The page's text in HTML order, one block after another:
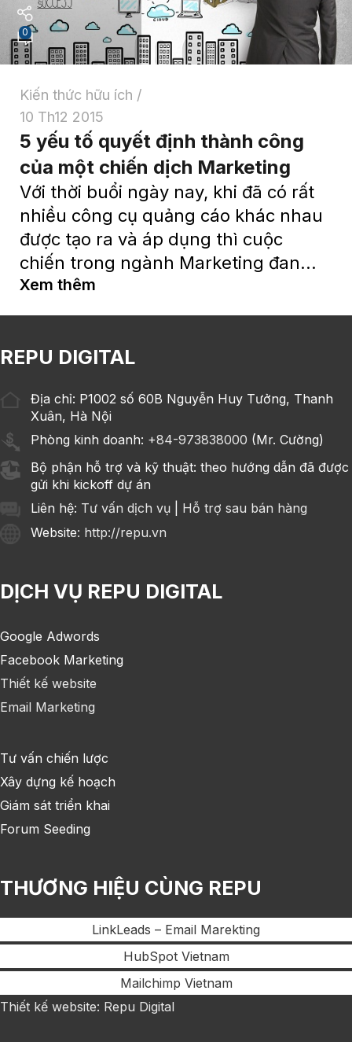
0
Kiến thức hữu ích
10 Th12 2015
5 yếu tố quyết định thành công
của một chiến dịch Marketing
Với thời buổi ngày nay, khi đã có rất
nhiều công cụ quảng cáo khác nhau
được tạo ra và áp dụng thì cuộc
chiến trong ngành Marketing đan...
Xem thêm
REPU DIGITAL
Địa chỉ: P1002 số 60B Nguyễn Huy Tưởng, Thanh
Xuân, Hà Nội
Phòng kinh doanh: +84-973838000 (Mr. Cường)
Bộ phận hỗ trợ và kỹ thuật: theo hướng dẫn đã được
gửi khi kickoff dự án
Liên hệ: Tư vấn dịch vụ
Hỗ trợ sau bán hàng
Website: http://repu.vn
DỊCH VỤ REPU DIGITAL
Google Adwords
Facebook Marketing
Thiết kế website
Email Marketing
Tư vấn chiến lược
Xây dựng kế hoạch
Giám sát triển khai
Forum Seeding
THƯƠNG HIỆU CÙNG REPU
LinkLeads – Email Marekting
HubSpot Vietnam
Mailchimp Vietnam
Thiết kế website: Repu Digital